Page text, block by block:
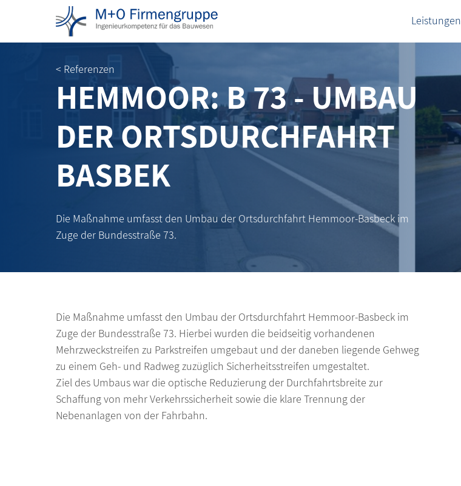
Leistungen
< Referenzen
HEMMOOR: B 73 - UMBAU
DER ORTSDURCHFAHRT
BASBEK
Die Maßnahme umfasst den Umbau der Ortsdurchfahrt Hemmoor-Basbeck im
Zuge der Bundesstraße 73.
Die Maßnahme umfasst den Umbau der Ortsdurchfahrt Hemmoor-Basbeck im
Zuge der Bundesstraße 73. Hierbei wurden die beidseitig vorhandenen
Mehrzweckstreifen zu Parkstreifen umgebaut und der daneben liegende Gehweg
zu einem Geh- und Radweg zuzüglich Sicherheitsstreifen umgestaltet.
Ziel des Umbaus war die optische Reduzierung der Durchfahrtsbreite zur
Schaffung von mehr Verkehrssicherheit sowie die klare Trennung der
Nebenanlagen von der Fahrbahn.